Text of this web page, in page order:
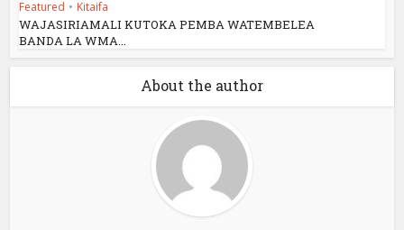
Featured • Kitaifa
WAJASIRIAMALI KUTOKA PEMBA WATEMBELEA
BANDA LA WMA...
About the author